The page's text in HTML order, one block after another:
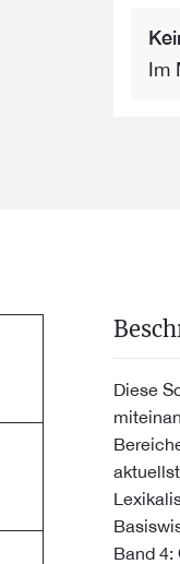
Im
Diese
Band 4: